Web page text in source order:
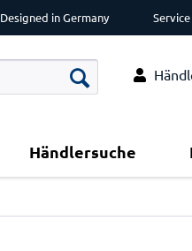
Designed in Germany
Händlersuche